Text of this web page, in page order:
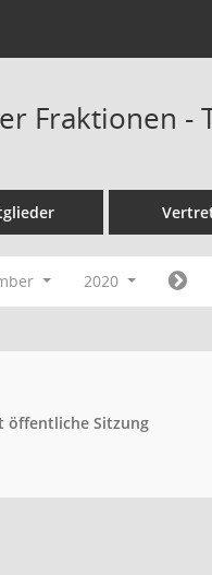
Fraktionen -
2020
öffentliche Sitzung